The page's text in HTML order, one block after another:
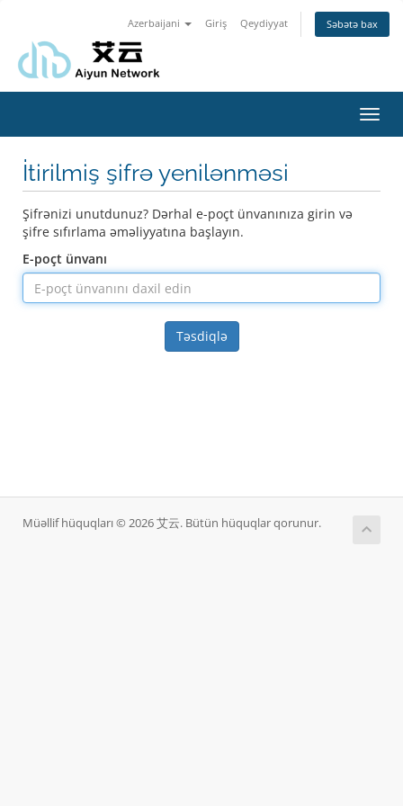
Azerbaijani Giriş Qeydiyyat Səbətə bax
keçid
İtirilmiş şifrə yenilənməsi
Şifrənizi unutdunuz? Dərhal e-poçt ünvanınıza girin və
şifre sıfırlama əməliyyatına başlayın.
E-poçt ünvanı
Təsdiqlə
Müəllif hüquqları © 2026 艾云. Bütün hüquqlar qorunur.